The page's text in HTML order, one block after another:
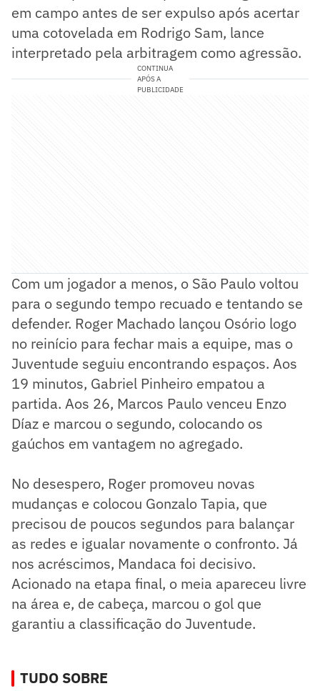
em campo antes de ser expulso após acertar
uma cotovelada em Rodrigo Sam, lance
interpretado pela arbitragem como agressão.
CONTINUA
APÓS A
PUBLICIDADE
Com um jogador a menos, o São Paulo voltou
para o segundo tempo recuado e tentando se
defender. Roger Machado lançou Osório logo
no reinício para fechar mais a equipe, mas o
Juventude seguiu encontrando espaços. Aos
19 minutos, Gabriel Pinheiro empatou a
partida. Aos 26, Marcos Paulo venceu Enzo
Díaz e marcou o segundo, colocando os
gaúchos em vantagem no agregado.
No desespero, Roger promoveu novas
mudanças e colocou Gonzalo Tapia, que
precisou de poucos segundos para balançar
as redes e igualar novamente o confronto. Já
nos acréscimos, Mandaca foi decisivo.
Acionado na etapa final, o meia apareceu livre
na área e, de cabeça, marcou o gol que
garantiu a classificação do Juventude.
TUDO SOBRE